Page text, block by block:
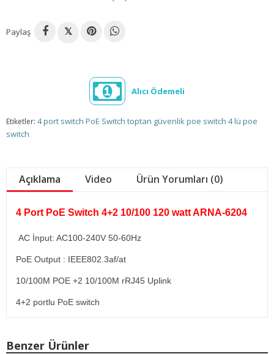
Paylaş 𝕏
Alıcı Ödemeli
Etiketler: 4 port switch PoE Switch toptan güvenlik poe switch 4 lü poe
switch
Açıklama Video Ürün Yorumları (0)
4 Port PoE Switch 4+2 10/100 120 watt ARNA-6204
AC İnput: AC100-240V 50-60Hz
PoE Output : IEEE802.3af/at
10/100M POE +2 10/100M rRJ45 Uplink
4+2 portlu PoE switch
Benzer Ürünler